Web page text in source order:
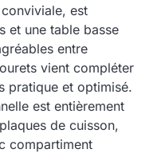
est
et une table basse
entre
vient compléter
pratique et optimisé.
est entièrement
de cuisson,
compartiment